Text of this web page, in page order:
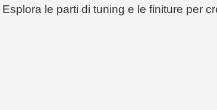
le parti di tuning e le finiture per